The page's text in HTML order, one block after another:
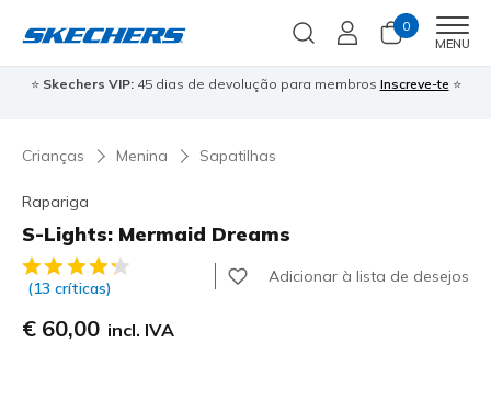
0
MENU
⭐ Skechers VIP:45 dias de devolução para membros Inscreve-te ⭐
Crianças Menina Sapatilhas
Rapariga
S-Lights: Mermaid Dreams
3$5 de 5 – Classificação do cliente
(13 críticas)
Adicionar à lista de desejos
€ 60,00 incl. IVA